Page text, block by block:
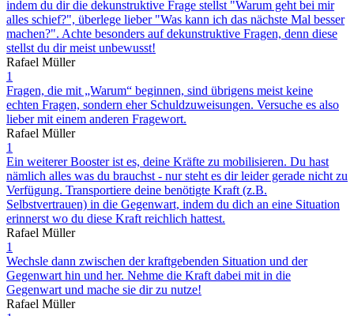
indem du dir die dekunstruktive Frage stellst "Warum geht bei mir
alles schief?", überlege lieber "Was kann ich das nächste Mal besser
machen?". Achte besonders auf dekunstruktive Fragen, denn diese
stellst du dir meist unbewusst!
Rafael Müller
1
Fragen, die mit „Warum“ beginnen, sind übrigens meist keine
echten Fragen, sondern eher Schuldzuweisungen. Versuche es also
lieber mit einem anderen Fragewort.
Rafael Müller
1
Ein weiterer Booster ist es, deine Kräfte zu mobilisieren. Du hast
nämlich alles was du brauchst - nur steht es dir leider gerade nicht zu
Verfügung. Transportiere deine benötigte Kraft (z.B.
Selbstvertrauen) in die Gegenwart, indem du dich an eine Situation
erinnerst wo du diese Kraft reichlich hattest.
Rafael Müller
1
Wechsle dann zwischen der kraftgebenden Situation und der
Gegenwart hin und her. Nehme die Kraft dabei mit in die
Gegenwart und mache sie dir zu nutze!
Rafael Müller